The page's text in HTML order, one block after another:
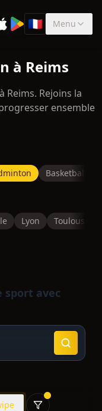
🇫🇷Sélectionner la
Menu
à Reims
Rejoins la
ensemble
Basketball
Lyon Toulouse
sport avec